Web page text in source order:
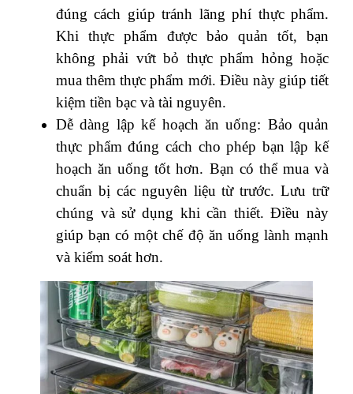
đúng cách giúp tránh lãng phí thực phẩm.
Khi thực phẩm được bảo quản tốt, bạn
không phải vứt bỏ thực phẩm hỏng hoặc
mua thêm thực phẩm mới. Điều này giúp tiết
kiệm tiền bạc và tài nguyên.
Dễ dàng lập kế hoạch ăn uống: Bảo quản
thực phẩm đúng cách cho phép bạn lập kế
hoạch ăn uống tốt hơn. Bạn có thể mua và
chuẩn bị các nguyên liệu từ trước. Lưu trữ
chúng và sử dụng khi cần thiết. Điều này
giúp bạn có một chế độ ăn uống lành mạnh
và kiểm soát hơn.